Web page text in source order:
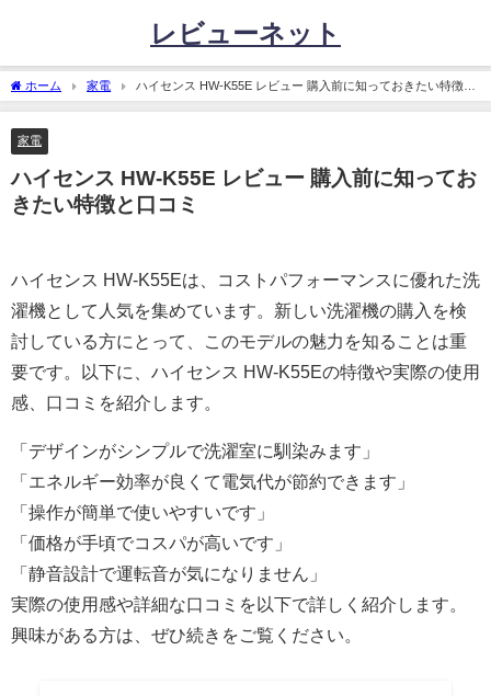
レビューネット
ホーム 家電
ハイセンス HW-K55E レビュー 購入前に知っておきたい特徴と
口コミ
家電
ハイセンス HW-K55E レビュー 購入前に知ってお
きたい特徴と口コミ
ハイセンス HW-K55Eは、コストパフォーマンスに優れた洗
濯機として人気を集めています。新しい洗濯機の購入を検
討している方にとって、このモデルの魅力を知ることは重
要です。以下に、ハイセンス HW-K55Eの特徴や実際の使用
感、口コミを紹介します。
「デザインがシンプルで洗濯室に馴染みます」
「エネルギー効率が良くて電気代が節約できます」
「操作が簡単で使いやすいです」
「価格が手頃でコスパが高いです」
「静音設計で運転音が気になりません」
実際の使用感や詳細な口コミを以下で詳しく紹介します。
興味がある方は、ぜひ続きをご覧ください。